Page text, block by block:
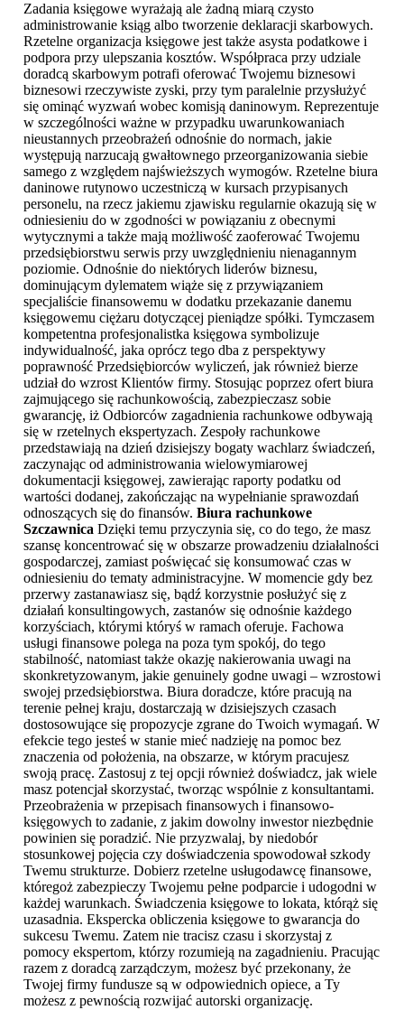
Zadania księgowe wyrażają ale żadną miarą czysto
administrowanie ksiąg albo tworzenie deklaracji skarbowych.
Rzetelne organizacja księgowe jest także asysta podatkowe i
podpora przy ulepszania kosztów. Współpraca przy udziale
doradcą skarbowym potrafi oferować Twojemu biznesowi
biznesowi rzeczywiste zyski, przy tym paralelnie przysłużyć
się ominąć wyzwań wobec komisją daninowym. Reprezentuje
w szczególności ważne w przypadku uwarunkowaniach
nieustannych przeobrażeń odnośnie do normach, jakie
występują narzucają gwałtownego przeorganizowania siebie
samego z względem najświeższych wymogów. Rzetelne biura
daninowe rutynowo uczestniczą w kursach przypisanych
personelu, na rzecz jakiemu zjawisku regularnie okazują się w
odniesieniu do w zgodności w powiązaniu z obecnymi
wytycznymi a także mają możliwość zaoferować Twojemu
przedsiębiorstwu serwis przy uwzględnieniu nienagannym
poziomie. Odnośnie do niektórych liderów biznesu,
dominującym dylematem wiąże się z przywiązaniem
specjaliście finansowemu w dodatku przekazanie danemu
księgowemu ciężaru dotyczącej pieniądze spółki. Tymczasem
kompetentna profesjonalistka księgowa symbolizuje
indywidualność, jaka oprócz tego dba z perspektywy
poprawność Przedsiębiorców wyliczeń, jak również bierze
udział do wzrost Klientów firmy. Stosując poprzez ofert biura
zajmującego się rachunkowością, zabezpieczasz sobie
gwarancję, iż Odbiorców zagadnienia rachunkowe odbywają
się w rzetelnych ekspertyzach. Zespoły rachunkowe
przedstawiają na dzień dzisiejszy bogaty wachlarz świadczeń,
zaczynając od administrowania wielowymiarowej
dokumentacji księgowej, zawierając raporty podatku od
wartości dodanej, zakończając na wypełnianie sprawozdań
odnoszących się do finansów. Biura rachunkowe
Szczawnica Dzięki temu przyczynia się, co do tego, że masz
szansę koncentrować się w obszarze prowadzeniu działalności
gospodarczej, zamiast poświęcać się konsumować czas w
odniesieniu do tematy administracyjne. W momencie gdy bez
przerwy zastanawiasz się, bądź korzystnie posłużyć się z
działań konsultingowych, zastanów się odnośnie każdego
korzyściach, którymi któryś w ramach oferuje. Fachowa
usługi finansowe polega na poza tym spokój, do tego
stabilność, natomiast także okazję nakierowania uwagi na
skonkretyzowanym, jakie genuinely godne uwagi – wzrostowi
swojej przedsiębiorstwa. Biura doradcze, które pracują na
terenie pełnej kraju, dostarczają w dzisiejszych czasach
dostosowujące się propozycje zgrane do Twoich wymagań. W
efekcie tego jesteś w stanie mieć nadzieję na pomoc bez
znaczenia od położenia, na obszarze, w którym pracujesz
swoją pracę. Zastosuj z tej opcji również doświadcz, jak wiele
masz potencjał skorzystać, tworząc wspólnie z konsultantami.
Przeobrażenia w przepisach finansowych i finansowo-
księgowych to zadanie, z jakim dowolny inwestor niezbędnie
powinien się poradzić. Nie przyzwalaj, by niedobór
stosunkowej pojęcia czy doświadczenia spowodował szkody
Twemu strukturze. Dobierz rzetelne usługodawcę finansowe,
któregoż zabezpieczy Twojemu pełne podparcie i udogodni w
każdej warunkach. Świadczenia księgowe to lokata, którąż się
uzasadnia. Ekspercka obliczenia księgowe to gwarancja do
sukcesu Twemu. Zatem nie tracisz czasu i skorzystaj z
pomocy ekspertom, którzy rozumieją na zagadnieniu. Pracując
razem z doradcą zarządczym, możesz być przekonany, że
Twojej firmy fundusze są w odpowiednich opiece, a Ty
możesz z pewnością rozwijać autorski organizację.